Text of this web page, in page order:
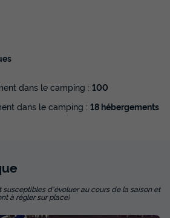
- TITANIA 2000
Chambres Salle de bain
dans le camping : 100
dans le camping : 18 hébergements
d'évoluer au cours de la saison et
à régler sur place)